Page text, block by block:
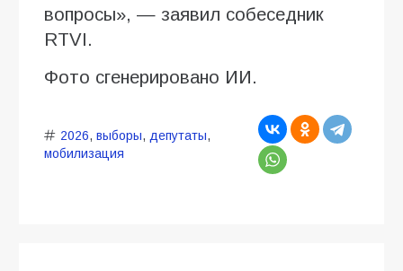
вопросы», — заявил собеседник
RTVI.
Фото сгенерировано ИИ.
2026, выборы, депутаты,
мобилизация